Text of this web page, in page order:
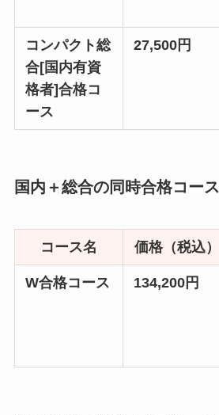
コンパクト総
合[国内有資
格者]合格コ
ース
27,500円
国内＋総合の同時合格コース
コース名 価格（税込）
W合格コース 134,200円